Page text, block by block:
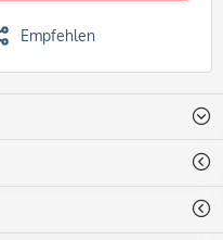
Empfehlen